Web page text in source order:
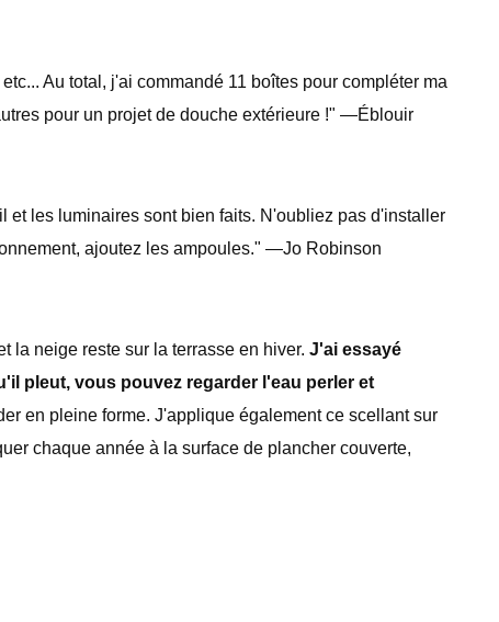
Au total, j'ai commandé 11 boîtes pour compléter ma
pour un projet de douche extérieure !" —Éblouir
et les luminaires sont bien faits. N'oubliez pas d'installer
ajoutez les ampoules." —Jo Robinson
la neige reste sur la terrasse en hiver. J'ai essayé
pleut, vous pouvez regarder l'eau perler et
en pleine forme. J'applique également ce scellant sur
chaque année à la surface de plancher couverte,